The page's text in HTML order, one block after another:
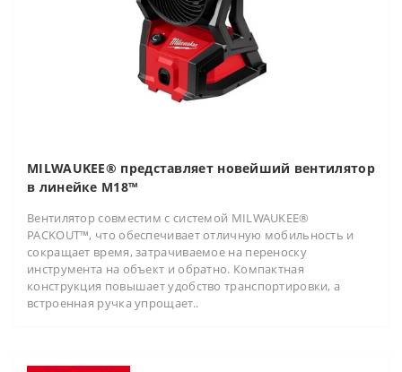
MILWAUKEE® представляет новейший вентилятор
в линейке M18™
Вентилятор совместим с системой MILWAUKEE®
PACKOUT™, что обеспечивает отличную мобильность и
сокращает время, затрачиваемое на переноску
инструмента на объект и обратно. Компактная
конструкция повышает удобство транспортировки, а
встроенная ручка упрощает..